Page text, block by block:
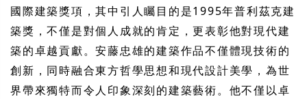
國際建築獎項，其中引人矚目的是1995年普利茲克建
築獎，不僅是對個人成就的肯定，更表彰他對現代建
築的卓越貢獻。安藤忠雄的建築作品不僅體現技術的
創新，同時融合東方哲學思想和現代設計美學，為世
界帶來獨特而令人印象深刻的建築藝術。他不僅以卓